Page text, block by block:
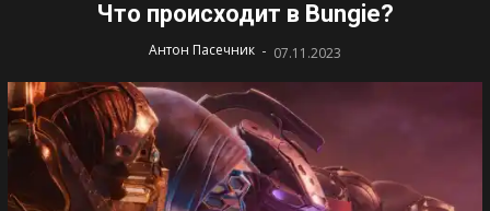
Что происходит в Bungie?
Антон Пасечник - 07.11.2023